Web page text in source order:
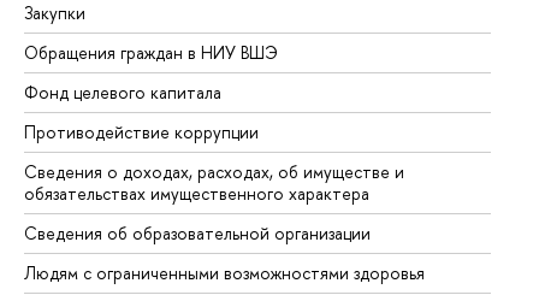
Закупки
Обращения граждан в НИУ ВШЭ
Фонд целевого капитала
Противодействие коррупции
Сведения о доходах, расходах, об имуществе и
обязательствах имущественного характера
Сведения об образовательной организации
Людям с ограниченными возможностями здоровья